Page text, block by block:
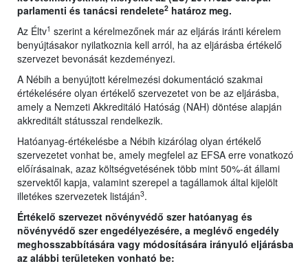
parlamenti és tanácsi rendelete2 határoz meg.
Az Éltv1 szerint a kérelmezőnek már az eljárás iránti kérelem
benyújtásakor nyilatkoznia kell arról, ha az eljárásba értékelő
szervezet bevonását kezdeményezi.
A Nébih a benyújtott kérelmezési dokumentáció szakmai
értékelésére olyan értékelő szervezetet von be az eljárásba,
amely a Nemzeti Akkreditáló Hatóság (NAH) döntése alapján
akkreditált státusszal rendelkezik.
Hatóanyag-értékelésbe a Nébih kizárólag olyan értékelő
szervezetet vonhat be, amely megfelel az EFSA erre vonatkozó
előírásainak, azaz költségvetésének több mint 50%-át állami
szervektől kapja, valamint szerepel a tagállamok által kijelölt
illetékes szervezetek listáján3.
Értékelő szervezet növényvédő szer hatóanyag és
növényvédő szer engedélyezésére, a meglévő engedély
meghosszabbítására vagy módosítására irányuló eljárásba
az alábbi területeken vonható be: